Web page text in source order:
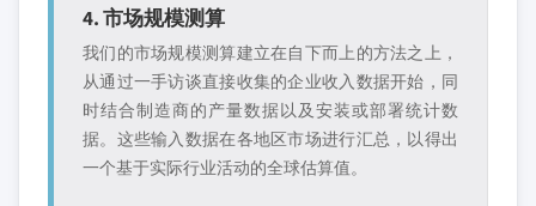
4. 市场规模测算
我们的市场规模测算建立在自下而上的方法之上，
从通过一手访谈直接收集的企业收入数据开始，同
时结合制造商的产量数据以及安装或部署统计数
据。这些输入数据在各地区市场进行汇总，以得出
一个基于实际行业活动的全球估算值。